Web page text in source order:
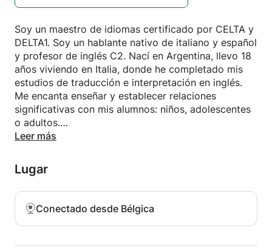
Soy un maestro de idiomas certificado por CELTA y
DELTA1. Soy un hablante nativo de italiano y español
y profesor de inglés C2. Nací en Argentina, llevo 18
años viviendo en Italia, donde he completado mis
estudios de traducción e interpretación en inglés.
Me encanta enseñar y establecer relaciones
significativas con mis alumnos: niños, adolescentes
o adultos.
Amo a los niños. Enseño inglés, español e italiano
como segunda lengua a niños de 4 a 12 años de
edad en Create Connections, una escuela de
idiomas con sede en Toscana que sigue el plan de
estudios primario de Cambridge. Enseño inglés,
español e italiano a través de proyectos de juego,
teatro y artes y manualidades.
Leer más
Lugar
Conectado desde Bélgica